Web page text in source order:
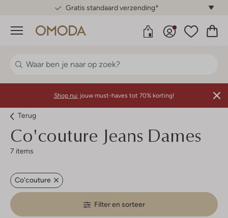
Gratis standaard verzending*
Menu
Shop nu: jouw must-haves tot 70% korting!
Terug
Co'couture Jeans Dames
7 items
Co'couture
Filter en sorteer